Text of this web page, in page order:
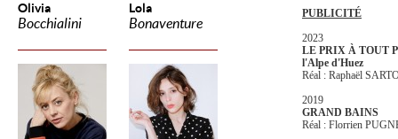
Olivia
Bocchialini
Lola
Bonaventure
PUBLICITÉ
2023
LE PRIX À TOUT
l'Alpe d'Huez
Réal : Raphaël
2019
GRAND BAINS
Réal : Florrien